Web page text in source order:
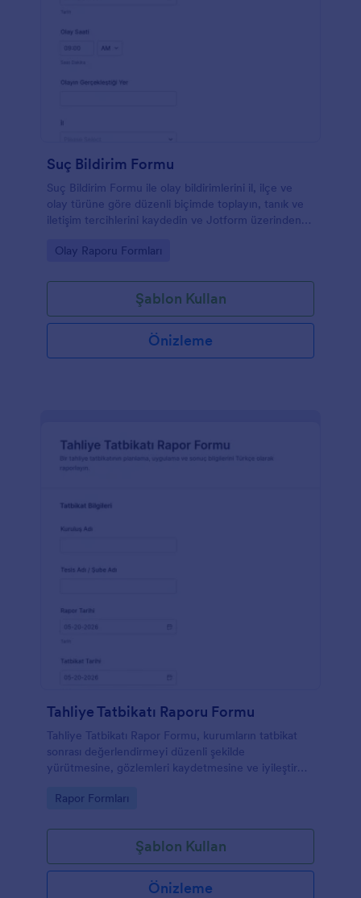
Suç Bildirim Formu
Suç Bildirim Formu ile olay bildirimlerini il, ilçe ve
olay türüne göre düzenli biçimde toplayın, tanık ve
iletişim tercihlerini kaydedin ve Jotform üzerinden
Go to Category:
Olay Raporu Formları
Şablon Kullan
Önizleme
Tahliye Tatbikatı Raporu Formu
Tahliye Tatbikatı Rapor Formu, kurumların tatbikat
sonrası değerlendirmeyi düzenli şekilde
yürütmesine, gözlemleri kaydetmesine ve iyileştirme
Go to Category:
Rapor Formları
Şablon Kullan
Önizleme